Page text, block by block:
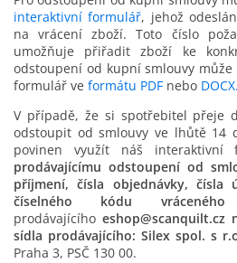
interaktivní formulář, jehož
na vrácení zboží. Toto číslo
umožňuje přiřadit zboží ke
odstoupení od kupní smlouvy
formulář ve formátu PDF nebo DOCX.
V případě, že si spotřebitel přeje
odstoupit od smlouvy ve lhůtě 14
povinen využít náš interaktivní
prodávajícímu odstoupení od
příjmení, čísla objednávky, čísla
číselného kódu
prodávajícího eshop@scanquilt.cz
sídla prodávajícího: Silex spol. s
Praha 3, PSČ 130 00.